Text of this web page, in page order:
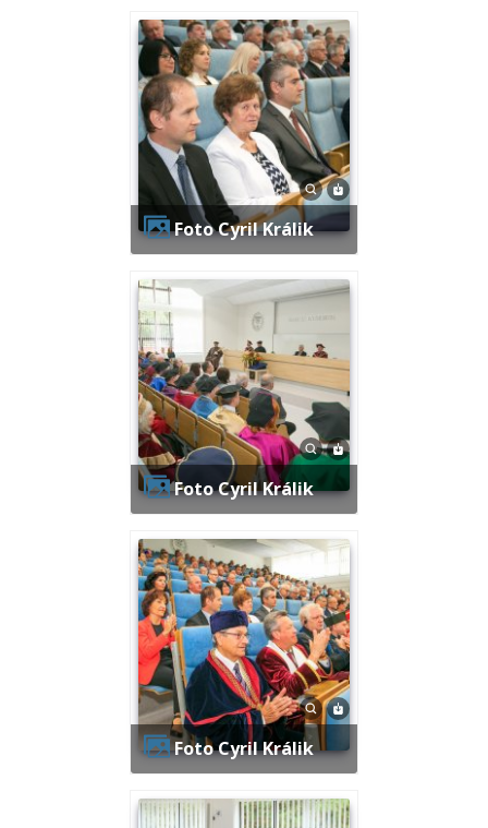
Foto Cyril Králik
Foto Cyril Králik
Foto Cyril Králik